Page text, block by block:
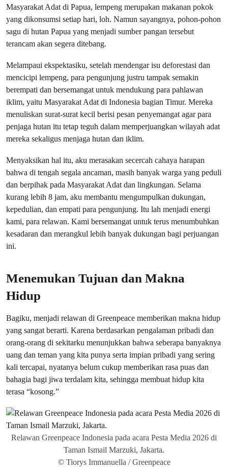
Masyarakat Adat di Papua, lempeng merupakan makanan pokok
yang dikonsumsi setiap hari, loh. Namun sayangnya, pohon-pohon
sagu di hutan Papua yang menjadi sumber pangan tersebut
terancam akan segera ditebang.
Melampaui ekspektasiku, setelah mendengar isu deforestasi dan
mencicipi lempeng, para pengunjung justru tampak semakin
berempati dan bersemangat untuk mendukung para pahlawan
iklim, yaitu Masyarakat Adat di Indonesia bagian Timur. Mereka
menuliskan surat-surat kecil berisi pesan penyemangat agar para
penjaga hutan itu tetap teguh dalam memperjuangkan wilayah adat
mereka sekaligus menjaga hutan dan iklim.
Menyaksikan hal itu, aku merasakan secercah cahaya harapan
bahwa di tengah segala ancaman, masih banyak warga yang peduli
dan berpihak pada Masyarakat Adat dan lingkungan. Selama
kurang lebih 8 jam, aku membantu mengumpulkan dukungan,
kepedulian, dan empati para pengunjung. Itu lah menjadi energi
kami, para relawan. Kami bersemangat untuk terus menumbuhkan
kesadaran dan merangkul lebih banyak dukungan bagi perjuangan
ini.
Menemukan Tujuan dan Makna
Hidup
Bagiku, menjadi relawan di Greenpeace memberikan makna hidup
yang sangat berarti. Karena berdasarkan pengalaman pribadi dan
orang-orang di sekitarku menunjukkan bahwa seberapa banyaknya
uang dan teman yang kita punya serta impian pribadi yang sering
kali tercapai, nyatanya belum cukup memberikan rasa puas dan
bahagia bagi jiwa terdalam kita, sehingga membuat hidup kita
terasa “kosong.”
Relawan Greenpeace Indonesia pada acara Pesta Media 2026 di
Taman Ismail Marzuki, Jakarta.
© Tiorys Immanuella / Greenpeace